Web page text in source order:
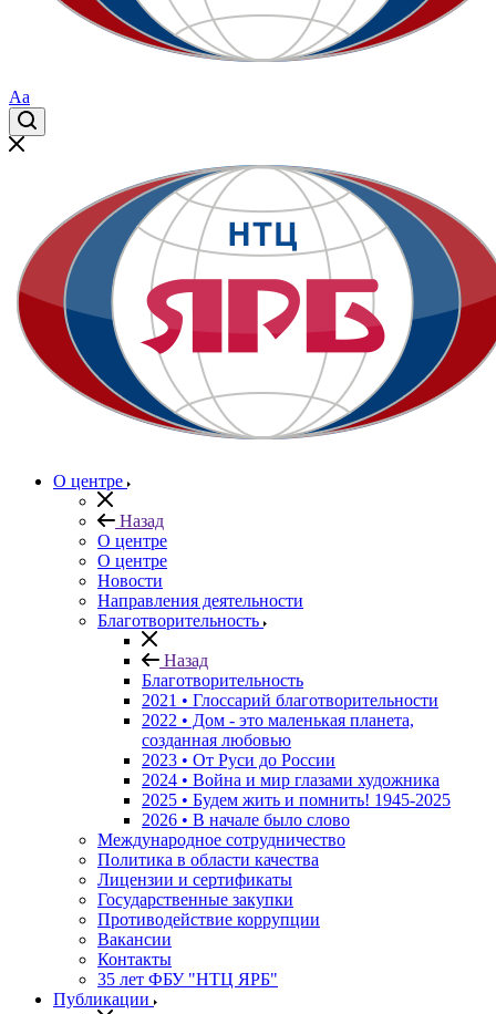
Aa
О центре
Назад
О центре
О центре
Новости
Направления деятельности
Благотворительность
Назад
Благотворительность
2021 • Глоссарий благотворительности
2022 • Дом - это маленькая планета,
созданная любовью
2023 • От Руси до России
2024 • Война и мир глазами художника
2025 • Будем жить и помнить! 1945-2025
2026 • В начале было слово
Международное сотрудничество
Политика в области качества
Лицензии и сертификаты
Государственные закупки
Противодействие коррупции
Вакансии
Контакты
35 лет ФБУ "НТЦ ЯРБ"
Публикации